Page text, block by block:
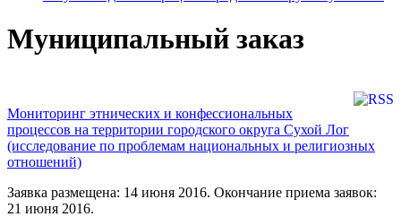
Муниципальный заказ
Мониторинг этнических и конфессиональных
процессов на территории городского округа Сухой Лог
(исследование по проблемам национальных и религиозных
отношений)
Заявка размещена: 14 июня 2016. Окончание приема заявок:
21 июня 2016.